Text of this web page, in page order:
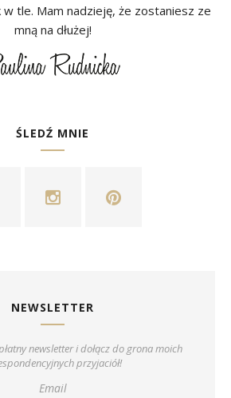
w tle. Mam nadzieję, że zostaniesz ze
mną na dłużej!
ŚLEDŹ MNIE
NEWSLETTER
newsletter i dołącz do grona moich
przyjaciół!
Email